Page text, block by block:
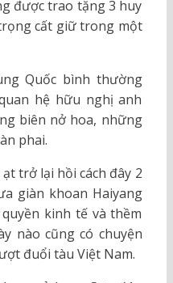
được trao tặng 3 huy
cất giữ trong một
Quốc bình thường
hệ hữu nghị anh
biên nở hoa, những
phai.
trở lại hồi cách đây 2
giàn khoan Haiyang
kinh tế và thềm
nào cũng có chuyện
đuổi tàu Việt Nam.